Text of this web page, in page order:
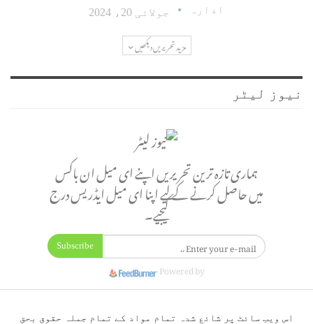
ادارہ جولائی 20، 2024
مزید تحریریں دیکھیں
نیوز لیٹر
ہماری تازہ ترین تحریریں اپنے ای میل ان باکس
میں حاصل کرنے کے لیے اپنا ای میل ایڈریس درج
کیجیے۔
Subscribe
Powered by
اس ویب سائٹ پر شائع شدہ تمام مواد کے تمام جملہ حقوق بحق